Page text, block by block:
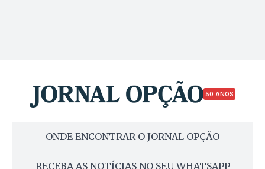
50 ANOS
ONDE ENCONTRAR O JORNAL OPÇÃO
RECEBA AS NOTÍCIAS NO SEU WHATSAPP